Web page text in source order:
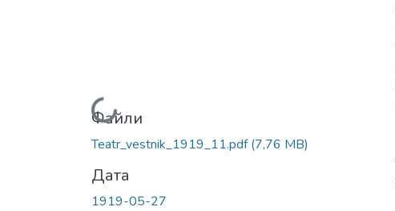
Вантажиться...
Файли
Teatr_vestnik_1919_11.pdf(7,76 MB)
Дата
1919-05-27